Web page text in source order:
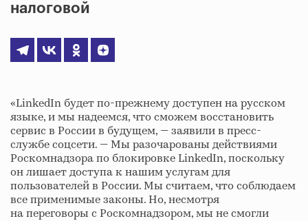
налоговой
«LinkedIn будет по-прежнему доступен на русском
языке, и мы надеемся, что сможем восстановить
сервис в России в будущем, — заявили в пресс-
службе соцсети. — Мы разочарованы действиями
Роскомнадзора по блокировке LinkedIn, поскольку
он лишает доступа к нашим услугам для
пользователей в России. Мы считаем, что соблюдаем
все применимые законы. Но, несмотря
на переговоры с Роскомнадзором, мы не смогли